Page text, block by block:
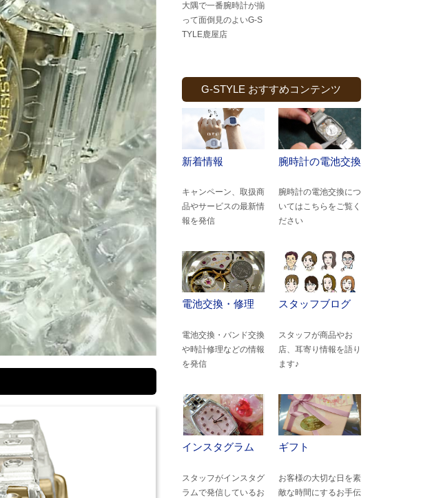
大隅で一番腕時計が揃
って面倒見のよいG-S
TYLE鹿屋店
G-STYLE おすすめコンテンツ
新着情報
キャンペーン、取扱商
品やサービスの最新情
報を発信
腕時計の電池交換
腕時計の電池交換につ
いてはこちらをご覧く
ださい
電池交換・修理
電池交換・バンド交換
や時計修理などの情報
を発信
スタッフブログ
スタッフが商品やお
店、耳寄り情報を語り
ます♪
インスタグラム
スタッフがインスタグ
ラムで発信しているお
ギフト
お客様の大切な日を素
敵な時間にするお手伝